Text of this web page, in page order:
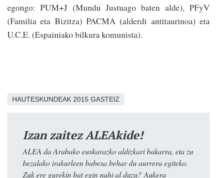
egongo: PUM+J (Mundu Justuago baten alde), PFyV
(Familia eta Bizitza) PACMA (alderdi antitaurinoa) eta
U.C.E. (Espainiako bilkura komunista).
HAUTESKUNDEAK 2015 GASTEIZ
Izan zaitez ALEAkide!
ALEA da Arabako euskarazko aldizkari bakarra, eta zu
bezalako irakurleen babesa behar du aurrera egiteko.
Zuk ere gurekin bat egin nahi al duzu? Aukera